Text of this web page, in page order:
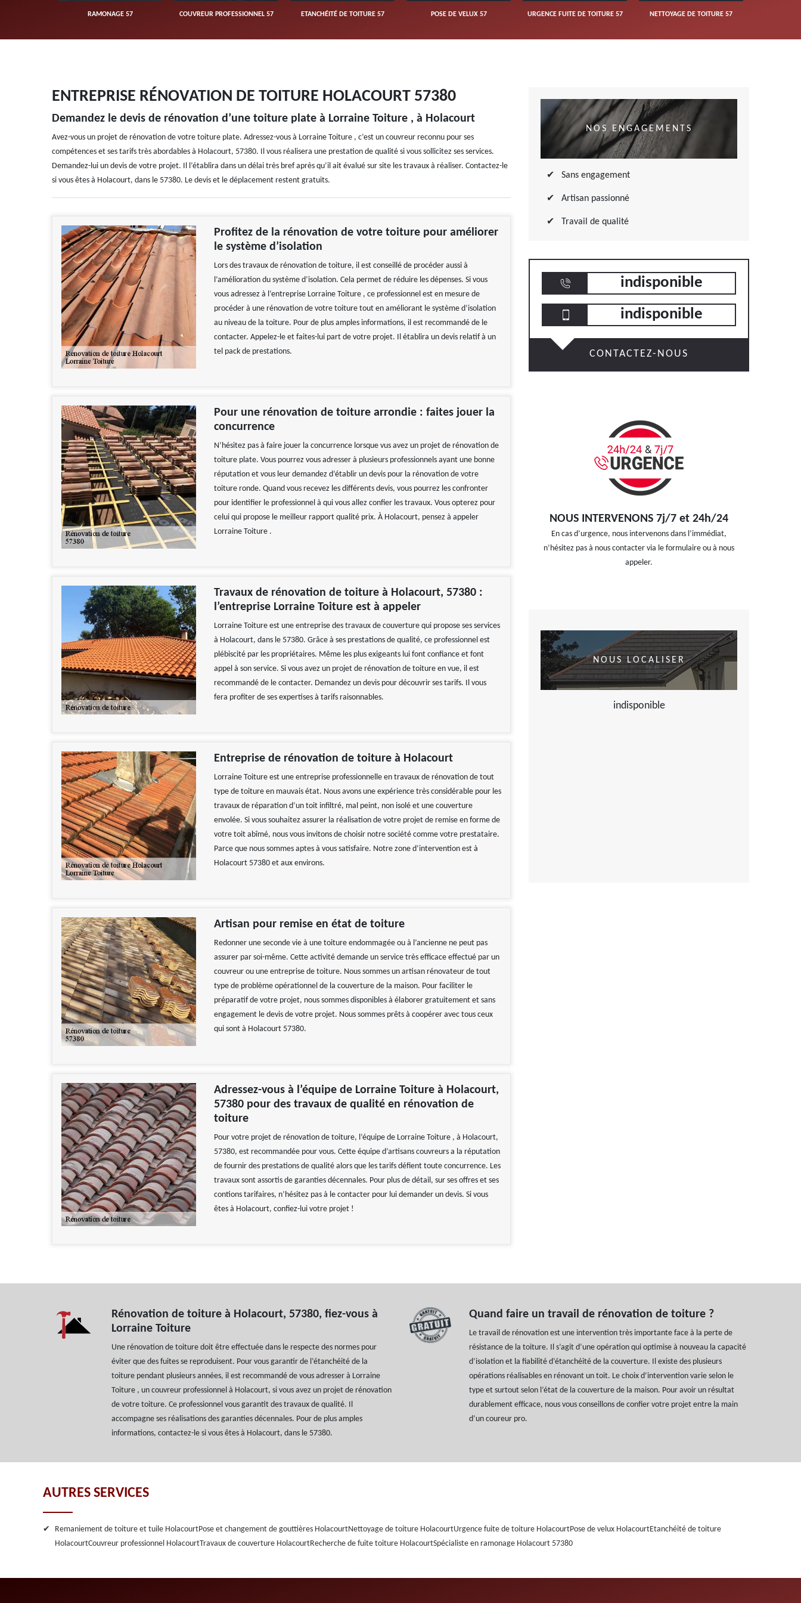
RAMONAGE 57 COUVREUR PROFESSIONNEL 57 ETANCHÉITÉ DE TOITURE 57 POSE DE VELUX 57 URGENCE FUITE DE TOITURE 57 NETTOYAGE DE TOITURE 57
ENTREPRISE RÉNOVATION DE TOITURE HOLACOURT 57380
Demandez le devis de rénovation d’une toiture plate à Lorraine Toiture , à Holacourt
Avez-vous un projet de rénovation de votre toiture plate. Adressez-vous à Lorraine Toiture , c’est un couvreur reconnu pour ses
compétences et ses tarifs très abordables à Holacourt, 57380. Il vous réalisera une prestation de qualité si vous sollicitez ses services.
Demandez-lui un devis de votre projet. Il l’établira dans un délai très bref après qu’il ait évalué sur site les travaux à réaliser. Contactez-le
si vous êtes à Holacourt, dans le 57380. Le devis et le déplacement restent gratuits.
Profitez de la rénovation de votre toiture pour améliorer
le système d’isolation
Lors des travaux de rénovation de toiture, il est conseillé de procéder aussi à
l’amélioration du système d’isolation. Cela permet de réduire les dépenses. Si vous
vous adressez à l’entreprise Lorraine Toiture , ce professionnel est en mesure de
procéder à une rénovation de votre toiture tout en améliorant le système d’isolation
au niveau de la toiture. Pour de plus amples informations, il est recommandé de le
contacter. Appelez-le et faites-lui part de votre projet. Il établira un devis relatif à un
tel pack de prestations.
Pour une rénovation de toiture arrondie : faites jouer la
concurrence
N’hésitez pas à faire jouer la concurrence lorsque vus avez un projet de rénovation de
toiture plate. Vous pourrez vous adresser à plusieurs professionnels ayant une bonne
réputation et vous leur demandez d’établir un devis pour la rénovation de votre
toiture ronde. Quand vous recevez les différents devis, vous pourrez les confronter
pour identifier le professionnel à qui vous allez confier les travaux. Vous opterez pour
celui qui propose le meilleur rapport qualité prix. À Holacourt, pensez à appeler
Lorraine Toiture .
Travaux de rénovation de toiture à Holacourt, 57380 :
l’entreprise Lorraine Toiture est à appeler
Lorraine Toiture est une entreprise des travaux de couverture qui propose ses services
à Holacourt, dans le 57380. Grâce à ses prestations de qualité, ce professionnel est
plébiscité par les propriétaires. Même les plus exigeants lui font confiance et font
appel à son service. Si vous avez un projet de rénovation de toiture en vue, il est
recommandé de le contacter. Demandez un devis pour découvrir ses tarifs. Il vous
fera profiter de ses expertises à tarifs raisonnables.
Entreprise de rénovation de toiture à Holacourt
Lorraine Toiture est une entreprise professionnelle en travaux de rénovation de tout
type de toiture en mauvais état. Nous avons une expérience très considérable pour les
travaux de réparation d’un toit infiltré, mal peint, non isolé et une couverture
envolée. Si vous souhaitez assurer la réalisation de votre projet de remise en forme de
votre toit abîmé, nous vous invitons de choisir notre société comme votre prestataire.
Parce que nous sommes aptes à vous satisfaire. Notre zone d’intervention est à
Holacourt 57380 et aux environs.
Artisan pour remise en état de toiture
Redonner une seconde vie à une toiture endommagée ou à l’ancienne ne peut pas
assurer par soi-même. Cette activité demande un service très efficace effectué par un
couvreur ou une entreprise de toiture. Nous sommes un artisan rénovateur de tout
type de problème opérationnel de la couverture de la maison. Pour faciliter le
préparatif de votre projet, nous sommes disponibles à élaborer gratuitement et sans
engagement le devis de votre projet. Nous sommes prêts à coopérer avec tous ceux
qui sont à Holacourt 57380.
Adressez-vous à l’équipe de Lorraine Toiture à Holacourt,
57380 pour des travaux de qualité en rénovation de
toiture
Pour votre projet de rénovation de toiture, l’équipe de Lorraine Toiture , à Holacourt,
57380, est recommandée pour vous. Cette équipe d’artisans couvreurs a la réputation
de fournir des prestations de qualité alors que les tarifs défient toute concurrence. Les
travaux sont assortis de garanties décennales. Pour plus de détail, sur ses offres et ses
contions tarifaires, n’hésitez pas à le contacter pour lui demander un devis. Si vous
êtes à Holacourt, confiez-lui votre projet !
NOS ENGAGEMENTS
Sans engagement
Artisan passionné
Travail de qualité
indisponible
indisponible
CONTACTEZ-NOUS
NOUS INTERVENONS 7j/7 et 24h/24
En cas d’urgence, nous intervenons dans l’immédiat,
n’hésitez pas à nous contacter via le formulaire ou à nous
appeler.
NOUS LOCALISER
indisponible
Rénovation de toiture à Holacourt, 57380, fiez-vous à
Lorraine Toiture
Une rénovation de toiture doit être effectuée dans le respecte des normes pour
éviter que des fuites se reproduisent. Pour vous garantir de l’étanchéité de la
toiture pendant plusieurs années, il est recommandé de vous adresser à Lorraine
Toiture , un couvreur professionnel à Holacourt, si vous avez un projet de rénovation
de votre toiture. Ce professionnel vous garantit des travaux de qualité. Il
accompagne ses réalisations des garanties décennales. Pour de plus amples
informations, contactez-le si vous êtes à Holacourt, dans le 57380.
Quand faire un travail de rénovation de toiture ?
Le travail de rénovation est une intervention très importante face à la perte de
résistance de la toiture. Il s’agit d’une opération qui optimise à nouveau la capacité
d’isolation et la fiabilité d’étanchéité de la couverture. Il existe des plusieurs
opérations réalisables en rénovant un toit. Le choix d’intervention varie selon le
type et surtout selon l’état de la couverture de la maison. Pour avoir un résultat
durablement efficace, nous vous conseillons de confier votre projet entre la main
d’un coureur pro.
AUTRES SERVICES
Remaniement de toiture et tuile HolacourtPose et changement de gouttières HolacourtNettoyage de toiture HolacourtUrgence fuite de toiture HolacourtPose de velux HolacourtEtanchéité de toiture
HolacourtCouvreur professionnel HolacourtTravaux de couverture HolacourtRecherche de fuite toiture HolacourtSpécialiste en ramonage Holacourt 57380